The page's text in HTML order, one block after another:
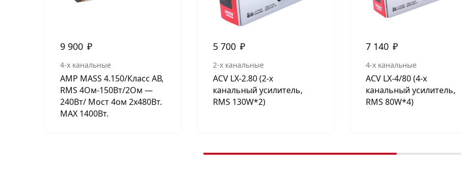
9 900 ₽
4-х канальные
AMP MASS 4.150/Класс АВ,
RMS 4Ом-150Вт/2Ом —
240Вт/ Мост 4ом 2х480Вт.
МАХ 1400Вт.
5 700 ₽
2-х канальные
ACV LX-2.80 (2-х
канальный усилитель,
RMS 130W*2)
7 140 ₽
4-х канальные
ACV LX-4/80 (4-х
канальный усилитель,
RMS 80W*4)